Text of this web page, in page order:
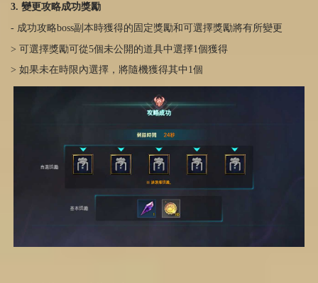
3. 變更攻略成功獎勵
- 成功攻略boss副本時獲得的固定獎勵和可選擇獎勵將有所變更
> 可選擇獎勵可從5個未公開的道具中選擇1個獲得
> 如果未在時限內選擇，將隨機獲得其中1個